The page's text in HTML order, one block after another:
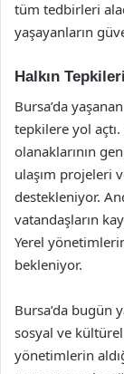
tüm tedbirleri
yaşayanların
Halkın
Bursa’da
tepkilere yol
olanaklarının
ulaşım projeleri
destekleniyor.
vatandaşların
Yerel
bekleniyor.
Bursa’da bugün
sosyal ve
yönetimlerin